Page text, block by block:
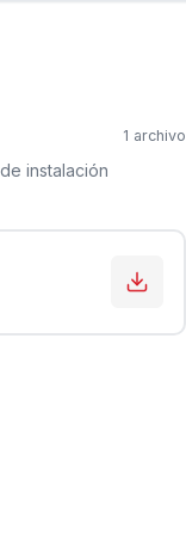
1 archivo
instalación